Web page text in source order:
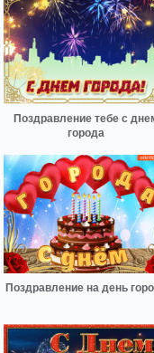
Поздравление тебе с
города
Поздравление на день